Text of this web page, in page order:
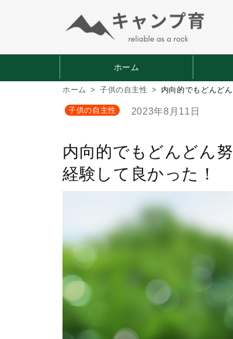
ホーム
ホーム 子供の自主性 内向的でもどんど
子供の自主性 2023年8月11日
内向的でもどんどん
経験して良かった！